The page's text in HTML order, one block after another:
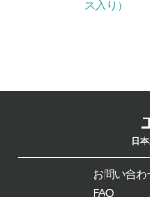
<L2> 化学物質の使用
体的な削減目標や計画
ス入り）
日
お問い合わ
FAQ